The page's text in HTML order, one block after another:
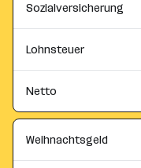
Sozialversicherung
Lohnsteuer
Netto
Weihnachtsgeld